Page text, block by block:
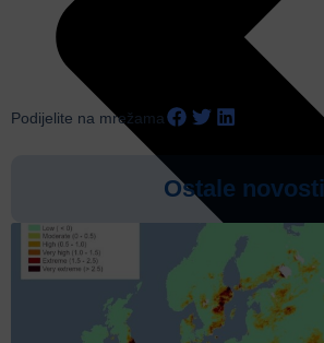
Podijelite na mrežama
Ostale novosti